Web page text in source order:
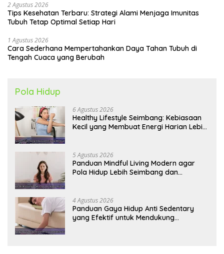
2 Agustus 2026
Tips Kesehatan Terbaru: Strategi Alami Menjaga Imunitas
Tubuh Tetap Optimal Setiap Hari
1 Agustus 2026
Cara Sederhana Mempertahankan Daya Tahan Tubuh di
Tengah Cuaca yang Berubah
Pola Hidup
6 Agustus 2026
Healthy Lifestyle Seimbang: Kebiasaan
Kecil yang Membuat Energi Harian Lebih
5 Agustus 2026
Panduan Mindful Living Modern agar
Pola Hidup Lebih Seimbang dan
4 Agustus 2026
Panduan Gaya Hidup Anti Sedentary
yang Efektif untuk Mendukung